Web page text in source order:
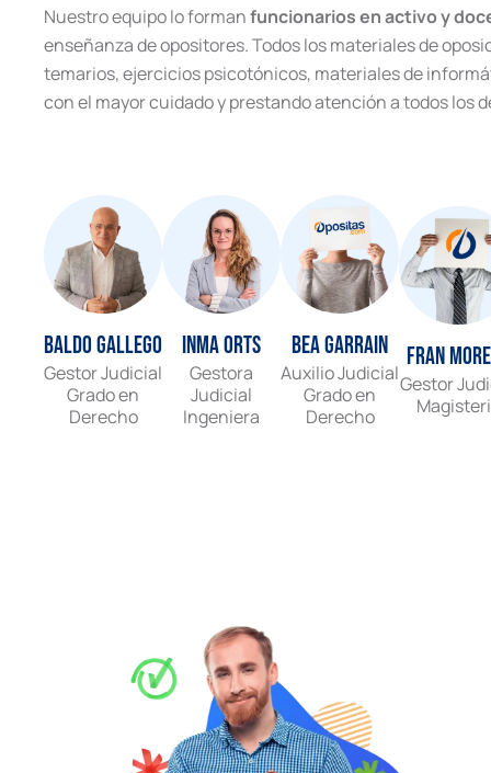
Nuestro equipo lo formanfuncionarios en activo y
enseñanza de opositores. Todos los materiales de
temarios, ejercicios psicotónicos, materiales de
con el mayor cuidado y prestando atención a todos los
Baldo Gallego
Gestor Judicial
Grado en
Derecho
Inma Orts
Gestora
Judicial
Ingeniera
Bea Garrain
Auxilio Judicial
Grado en
Derecho
Fran
Gestor